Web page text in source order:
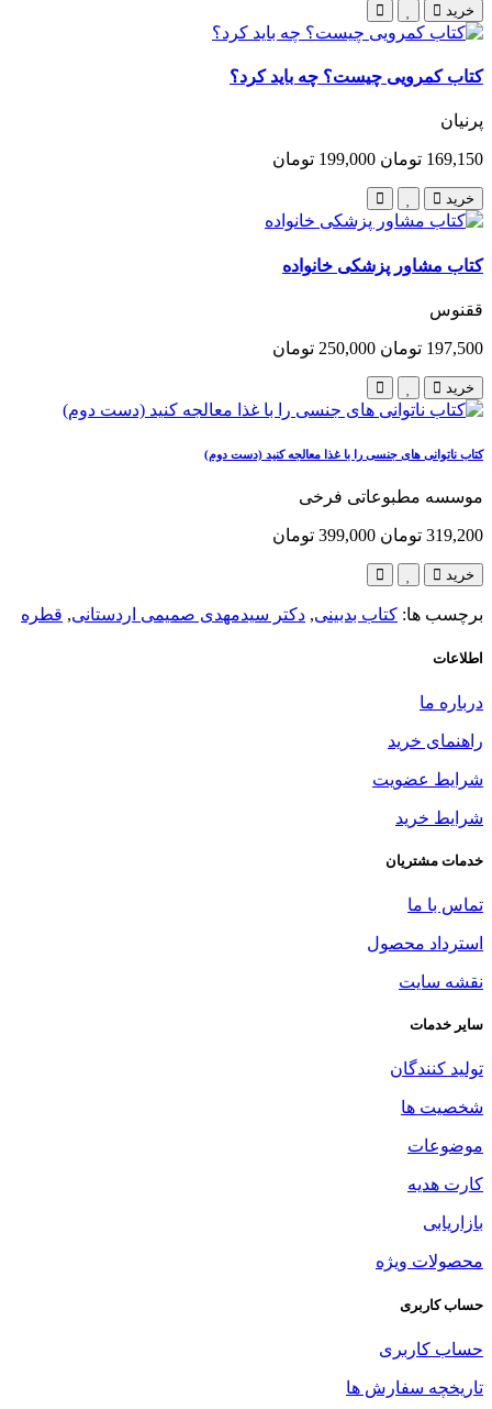
خرید
کتاب کمرویی چیست؟ چه باید کرد؟
پرنیان
169,150 تومان 199,000 تومان
خرید
کتاب مشاور پزشکی خانواده
ققنوس
197,500 تومان 250,000 تومان
خرید
کتاب ناتوانی های جنسی را با غذا معالجه کنید (دست دوم)
موسسه مطبوعاتی فرخی
319,200 تومان 399,000 تومان
خرید
برچسب ها: کتاب بدبینی, دکتر سیدمهدی صمیمی اردستانی, قطره
اطلاعات
درباره ما
راهنمای خرید
شرایط عضویت
شرایط خرید
خدمات مشتریان
تماس با ما
استرداد محصول
نقشه سایت
سایر خدمات
تولید کنندگان
شخصیت ها
موضوعات
کارت هدیه
بازاریابی
محصولات ویژه
حساب کاربری
حساب کاربری
تاریخچه سفارش ها